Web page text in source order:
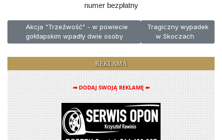
numer bezpłatny
Poprzednia strona: Akcja "Trzeźwość" - w powiecie
Akcja "Trzeźwość" - w powiecie
gołdapskim wpadły dwie osoby
Następna strona:
Tragiczny wypadek
w Skoczach
REKLAMA
➡ DODAJ SWOJĄ REKLAMĘ ⬅